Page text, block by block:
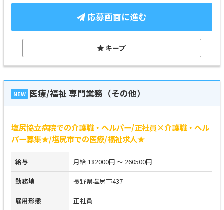
応募画面に進む
キープ
NEW 医療/福祉 専門業務（その他）
塩尻協立病院での介護職・ヘルパー/正社員×介護職・ヘル
パー募集★/塩尻市での医療/福祉求人★
給与 月給 182000円 ～ 260500円
勤務地 長野県塩尻市437
雇用形態 正社員